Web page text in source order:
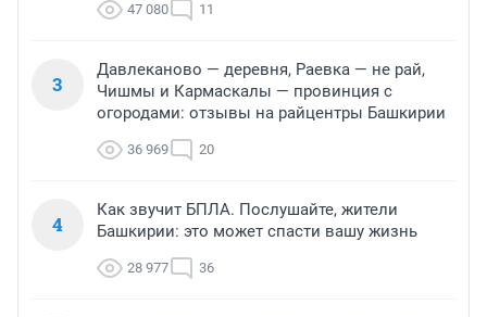
47 080 11
3
Давлеканово — деревня, Раевка — не рай,
Чишмы и Кармаскалы — провинция с
огородами: отзывы на райцентры Башкирии
36 969 20
4
Как звучит БПЛА. Послушайте, жители
Башкирии: это может спасти вашу жизнь
28 977 36